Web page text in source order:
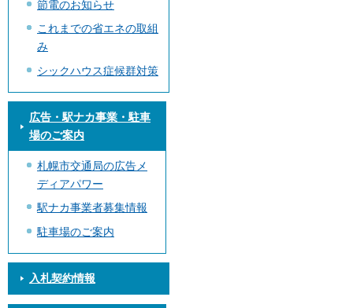
節電のお知らせ
これまでの省エネの取組
み
シックハウス症候群対策
広告・駅ナカ事業・駐車
場のご案内
札幌市交通局の広告メ
ディアパワー
駅ナカ事業者募集情報
駐車場のご案内
入札契約情報